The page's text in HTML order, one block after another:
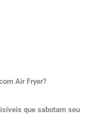
Air Fryer?
que sabotam seu